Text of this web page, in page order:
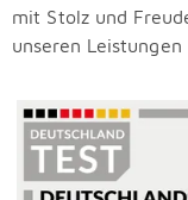
mit Stolz und
unseren Leistungen
Überspringen